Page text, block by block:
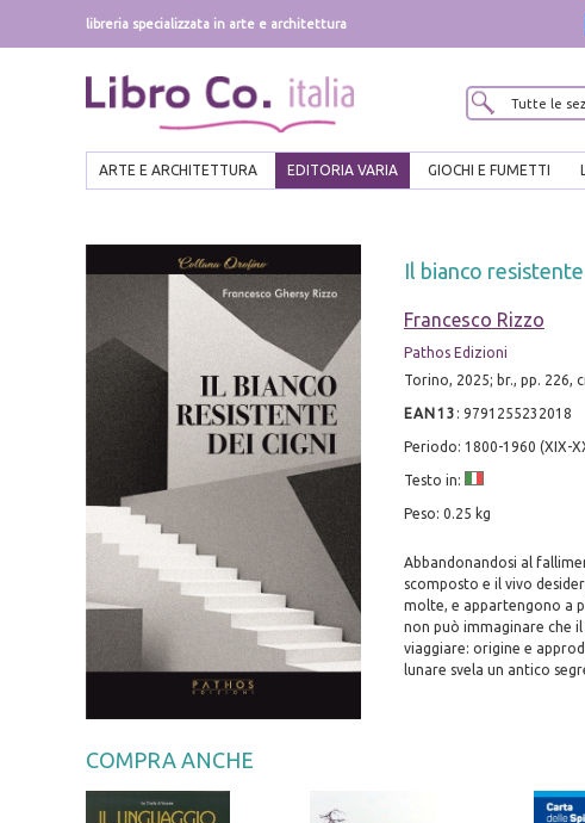
libreria specializzata in arte e architettura
ARTE E ARCHITETTURA EDITORIA VARIA GIOCHI E FUMETTI
Il bianco
Francesco Rizzo
Pathos Edizioni
Torino, 2025; br., pp. 226,
EAN13 : 9791255232018
Periodo: 1800-1960 (XIX-
Testo in:
Peso: 0.25 kg
Abbandonandosi al
scomposto e il vivo
molte, e appartengono a
non può immaginare che
viaggiare: origine e
lunare svela un antico
COMPRA ANCHE